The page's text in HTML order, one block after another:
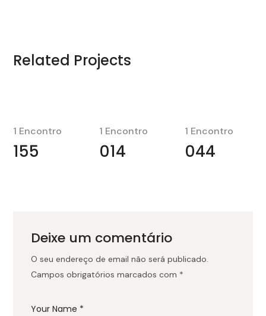
Related Projects
1 Encontro
155
1 Encontro
014
1 Encontro
044
Deixe um comentário
O seu endereço de email não será publicado.
Campos obrigatórios marcados com *